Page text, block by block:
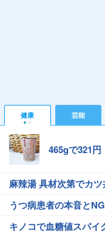
健康 芸能
465gで321
麻辣湯 具材次第でカ
うつ病患者の本音と
キノコで血糖値スパイ